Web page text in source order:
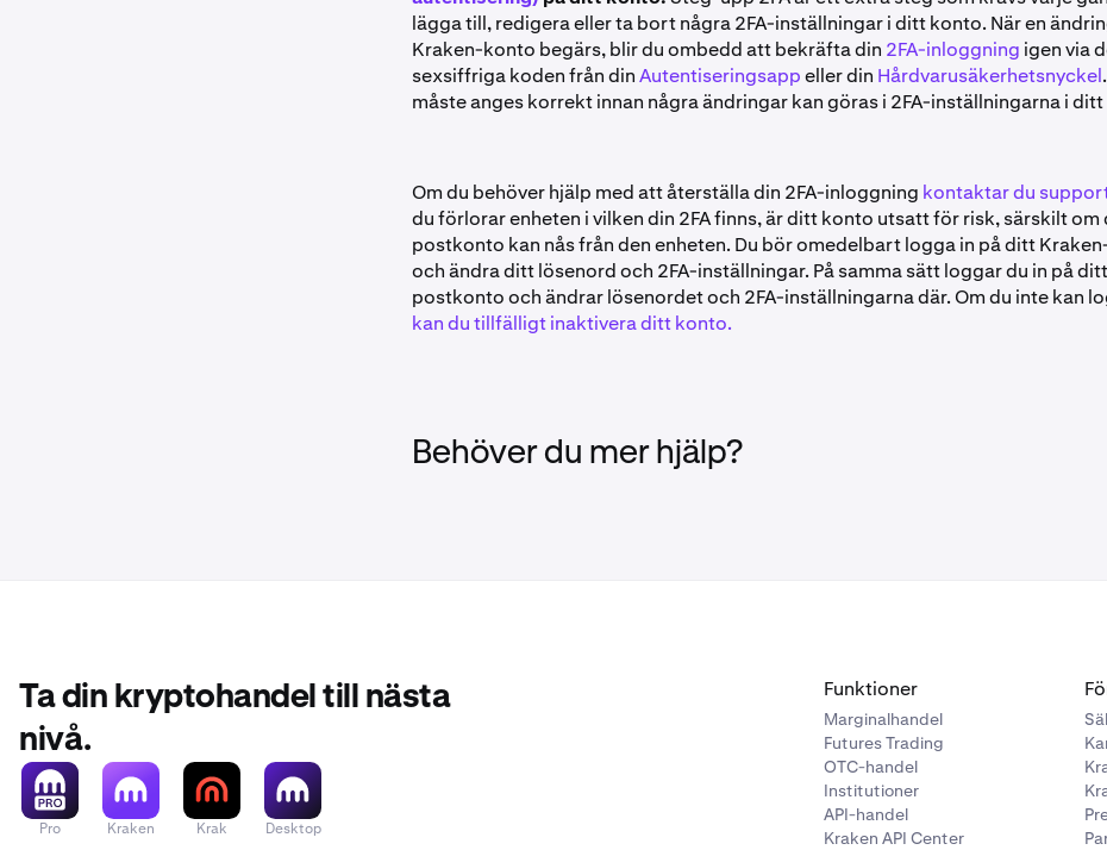
lägga till, redigera eller ta bort några 2FA-inställningar i ditt konto. När en
Kraken-konto begärs, blir du ombedd att bekräfta din 2FA-inloggning igen via
sexsiffriga koden från dinAutentiseringsappeller din Hårdvarusäkerhetsnyckel
måste anges korrekt innan några ändringar kan göras i 2FA-inställningarna i
Om du behöver hjälp med att återställa din 2FA-inloggning kontaktar du
du förlorar enheten i vilken din 2FA finns, är ditt konto utsatt för risk, särskilt om
postkonto kan nås från den enheten. Du bör omedelbart logga in på ditt
och ändra ditt lösenord och 2FA-inställningar. På samma sätt loggar du in på
postkonto och ändrar lösenordet och 2FA-inställningarna där. Om du inte kan
kan du tillfälligt inaktivera ditt konto.
Behöver du mer hjälp?
Ta din kryptohandel till nästa
nivå.
Pro Kraken Krak Desktop
Funktioner
Marginalhandel
Futures Trading
OTC-handel
Institutioner
API-handel
Kraken API Center